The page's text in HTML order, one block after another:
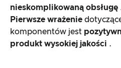
nieskomplikowaną obsługę
Pierwsze wrażenie
komponentów jest
produkt wysokiej jakości .